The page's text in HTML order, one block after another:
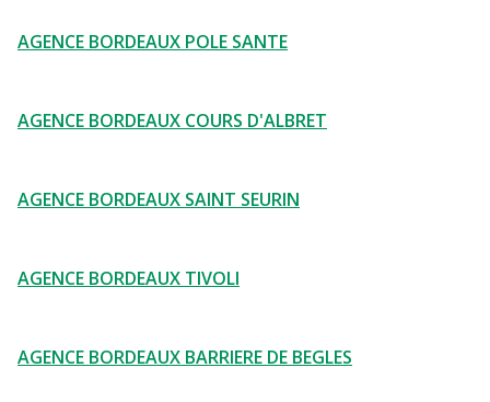
AGENCE BORDEAUX POLE SANTE
AGENCE BORDEAUX COURS D'ALBRET
AGENCE BORDEAUX SAINT SEURIN
AGENCE BORDEAUX TIVOLI
AGENCE BORDEAUX BARRIERE DE BEGLES